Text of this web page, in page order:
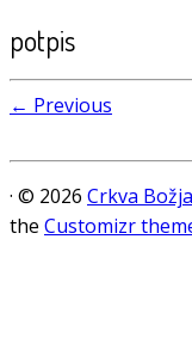
potpis
← Previous
· © 2026 Crkva
the Customizr